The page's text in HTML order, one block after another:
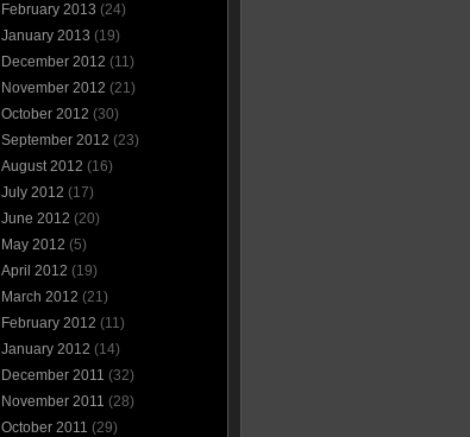
February 2013 (24)
January 2013 (19)
December 2012 (11)
November 2012 (21)
October 2012 (30)
September 2012 (23)
August 2012 (16)
July 2012 (17)
June 2012 (20)
May 2012 (5)
April 2012 (19)
March 2012 (21)
February 2012 (11)
January 2012 (14)
December 2011 (32)
November 2011 (28)
October 2011 (29)